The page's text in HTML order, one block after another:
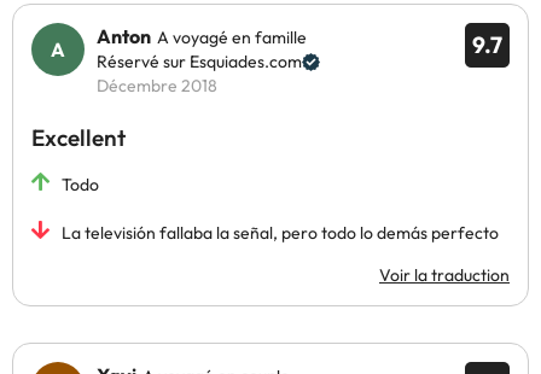
9.7
Anton A voyagé en famille
Réservé sur Esquiades.com
Décembre 2018
Excellent
Todo
La televisión fallaba la señal, pero todo lo demás perfecto
Voir la traduction